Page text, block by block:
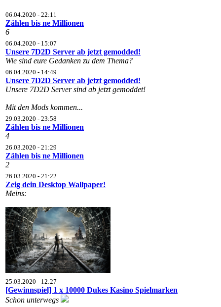
06.04.2020 - 22:11
Zählen bis ne Millionen
6
06.04.2020 - 15:07
Unsere 7D2D Server ab jetzt gemodded!
Wie sind eure Gedanken zu dem Thema?
06.04.2020 - 14:49
Unsere 7D2D Server ab jetzt gemodded!
Unsere 7D2D Server sind ab jetzt gemoddet!
Mit den Mods kommen...
29.03.2020 - 23:58
Zählen bis ne Millionen
4
26.03.2020 - 21:29
Zählen bis ne Millionen
2
26.03.2020 - 21:22
Zeig dein Desktop Wallpaper!
Meins:
25.03.2020 - 12:27
[Gewinnspiel] 1 x 10000 Dukes Kasino Spielmarken
Schon unterwegs